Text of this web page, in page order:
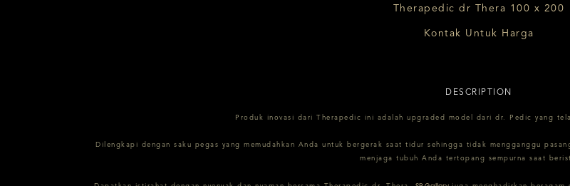
Therapedic dr Thera 100 x 200
Kontak Untuk Harga
DESCRIPTION
Produk inovasi dari Therapedic ini adalah upgraded model dari dr. Pedic yang
Dilengkapi dengan saku pegas yang memudahkan Anda untuk bergerak saat tidur sehingga tidak mengganggu
menjaga tubuh Anda tertopang sempurna saat